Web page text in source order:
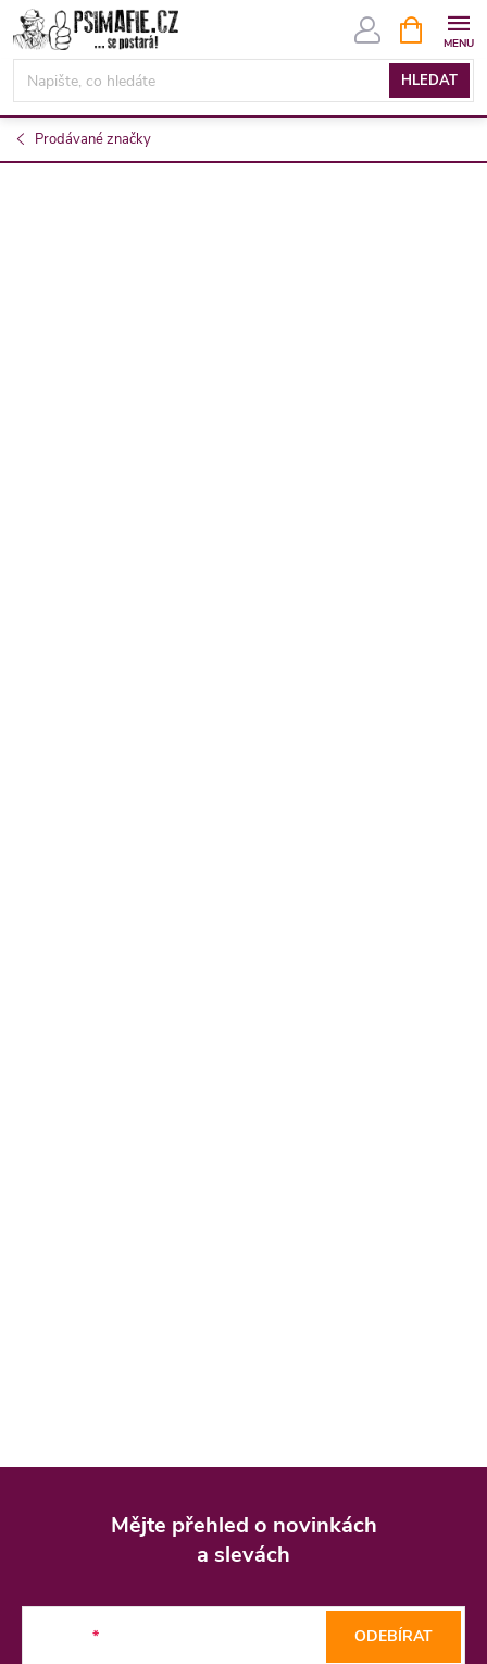
Přejít
na
obsah
HLEDAT
NÁKUPNÍ
KOŠÍK
Prodávané značky
Mějte přehled o novinkách
a slevách
ODEBÍRAT